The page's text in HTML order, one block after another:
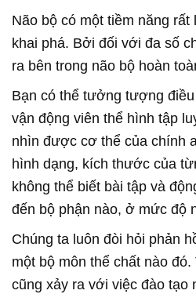
Não bộ có một tiềm năng
khai phá. Bởi đối với đa số
ra bên trong não bộ hoàn
Bạn có thể tưởng tượng
vận động viên thể hình tập
nhìn được cơ thể của chính
hình dạng, kích thước của
không thể biết bài tập và
đến bộ phận nào, ở mức độ
Chúng ta luôn đòi hỏi phản
một bộ môn thể chất nào
cũng xảy ra với việc đào tạo